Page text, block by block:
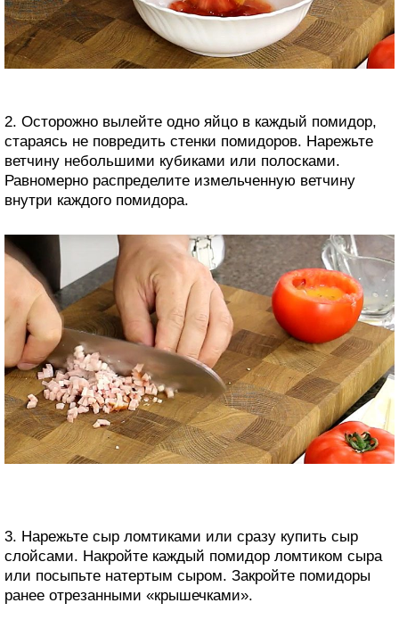
2. Осторожно вылейте одно яйцо в каждый помидор,
стараясь не повредить стенки помидоров. Нарежьте
ветчину небольшими кубиками или полосками.
Равномерно распределите измельченную ветчину
внутри каждого помидора.
3. Нарежьте сыр ломтиками или сразу купить сыр
слойсами. Накройте каждый помидор ломтиком сыра
или посыпьте натертым сыром. Закройте помидоры
ранее отрезанными «крышечками».